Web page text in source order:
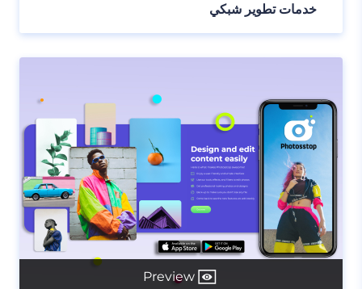
خدمات تطوير شبكي
Preview